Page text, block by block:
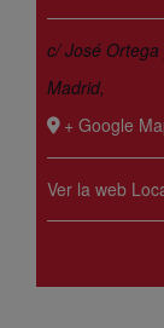
c/ José
Madrid,
+ Google
Ver la web